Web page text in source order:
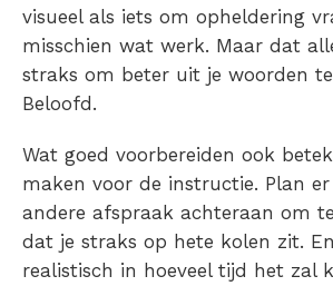
visueel als iets om opheldering
misschien wat werk. Maar dat
straks om beter uit je woorden
Beloofd.
Wat goed voorbereiden ook
maken voor de instructie. Plan
andere afspraak achteraan om
dat je straks op hete kolen zit.
realistisch in hoeveel tijd het zal